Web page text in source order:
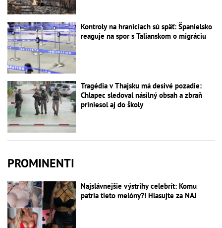
Kontroly na hraniciach sú späť: Španielsko
reaguje na spor s Talianskom o migráciu
Tragédia v Thajsku má desivé pozadie:
Chlapec sledoval násilný obsah a zbraň
priniesol aj do školy
PROMINENTI
Najslávnejšie výstrihy celebrít: Komu
patria tieto melóny?! Hlasujte za NAJ